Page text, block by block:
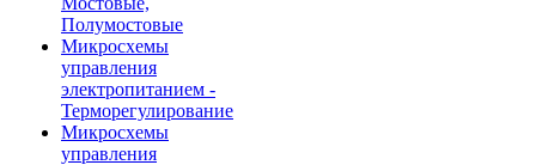
Полумостовые
Микросхемы
управления
электропитанием -
Терморегулирование
Микросхемы
управления